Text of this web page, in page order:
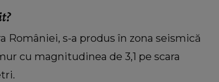
României, s-a produs în zona seismică
cu magnitudinea de 3,1 pe scara
să
ei,
Ce oraș ar trebui să vizitezi în
urnătoarea vacanță, în funcție de zodie